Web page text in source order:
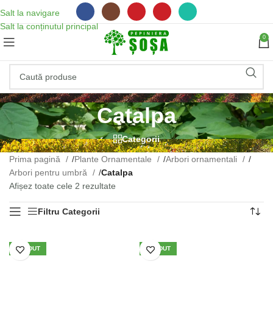
Salt la navigare
Salt la conținutul principal
WhatsApp
0
Catalpa
Categorii
Prima pagină /Plante Ornamentale /Arbori ornamentali
/
Arbori pentru umbră
/Catalpa
Afișez toate cele 2 rezultate
Filtru Categorii
VÂNDUT VÂNDUT